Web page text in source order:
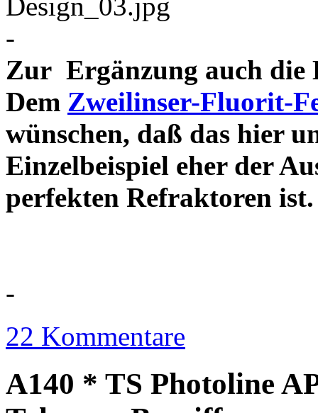
-
Zur Ergänzung auch die
Dem Zweilinser-Fluorit-
wünschen, daß das hier
Einzelbeispiel eher der
perfekten
-
22 Kommentare
A140 * TS Photoline